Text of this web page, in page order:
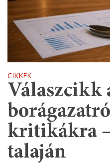
CIKKEK
Válaszcikk
kritikákra –
talaján